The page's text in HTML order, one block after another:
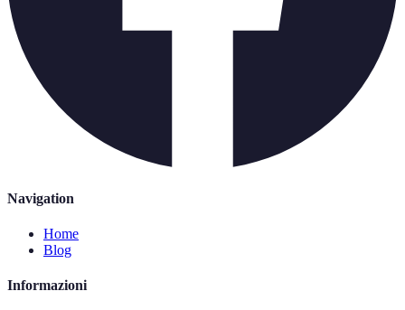
Navigation
Home
Blog
Informazioni